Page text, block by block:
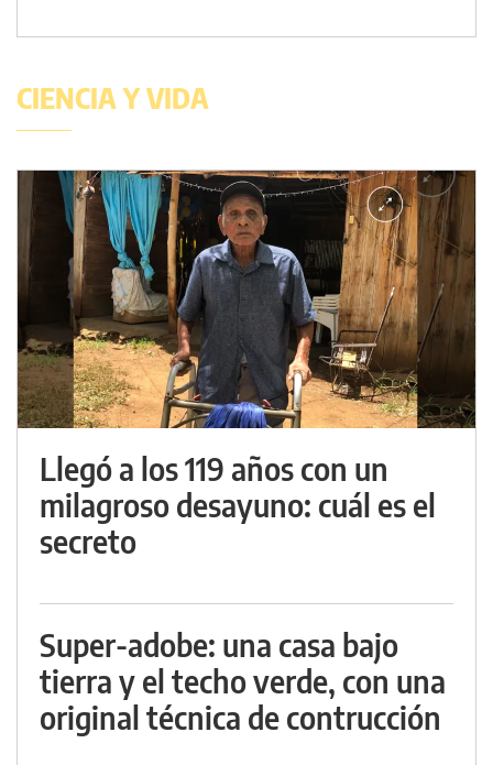
CIENCIA Y VIDA
Llegó a los 119 años con un
milagroso desayuno: cuál es el
secreto
Super-adobe: una casa bajo
tierra y el techo verde, con una
original técnica de contrucción